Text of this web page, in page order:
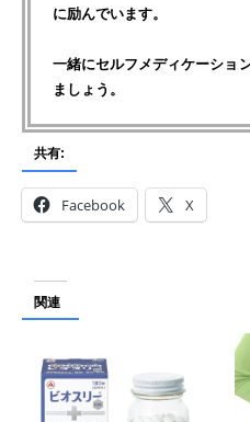
に励んでいます。
一緒にセルフメディケーショ
ましょう。
共有:
Facebook X
関連